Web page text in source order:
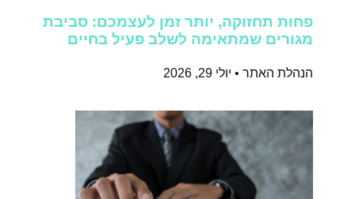
פחות תחזוקה, יותר זמן לעצמכם: סביבת
מגורים שמתאימה לשלב פעיל בחיים
הנהלת האתר יולי 29, 2026